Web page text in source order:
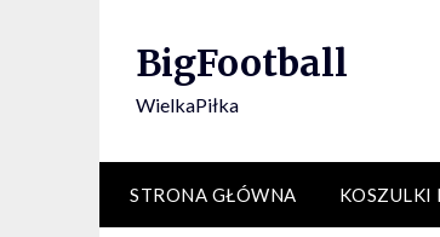
BigFootball
WielkaPiłka
STRONA GŁÓWNA KOSZULKI